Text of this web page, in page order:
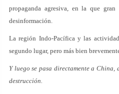
propaganda agresiva, en la que
desinformación.
La región Indo-Pacífica y las
segundo lugar, pero más bien
Y luego se pasa directamente a China,
destrucción.